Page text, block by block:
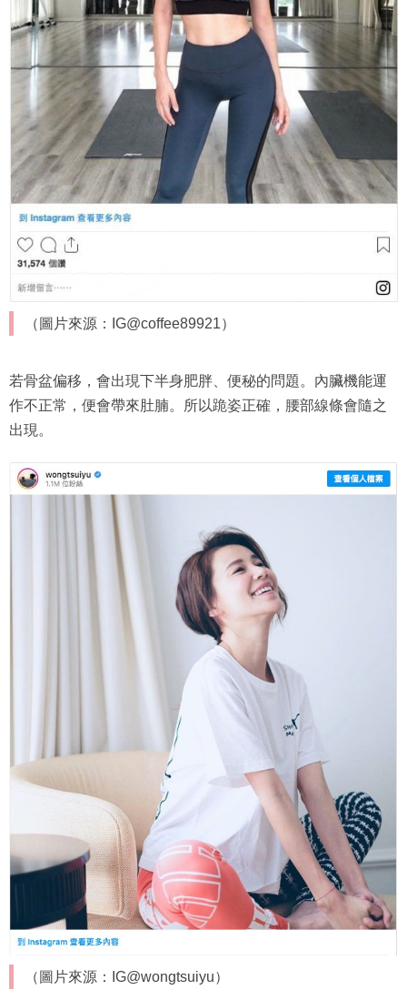
（圖片來源：IG@coffee89921）
若骨盆偏移，會出現下半身肥胖、便秘的問題。內臟機能運
作不正常，便會帶來肚腩。所以跪姿正確，腰部線條會隨之
出現。
（圖片來源：IG@wongtsuiyu）